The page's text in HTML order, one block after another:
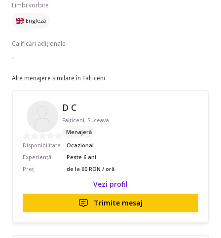
Limbi vorbite
Engleză
Calificări adiționale
-
Alte menajere similare în Falticeni
D C
Falticeni, Suceava
Menajeră
Disponibilitate
Ocazional
Experiență
Peste 6 ani
Preț
de la 60 RON / oră
Vezi profil
Trimite mesaj